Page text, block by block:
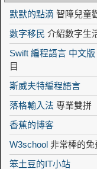
默默的點滴 智障兒童
數字移民 介紹數字生
Swift 編程語言 中文版
目
斯威夫特編程語言
落格輸入法 專業雙拼
香蕉的博客
W3school 非常棒的
笨土豆的IT小站